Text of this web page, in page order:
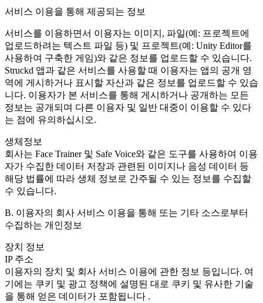
서비스 이용을 통해 제공되는 정보
서비스를 이용하면서 이용자는 이미지, 파일(예: 프로젝트에
업로드하려는 텍스트 파일 등) 및 프로젝트(예: Unity Editor를
사용하여 구축한 게임)와 같은 정보를 업로드할 수 있습니다.
Struckd 앱과 같은 서비스를 사용할 때 이용자는 앱의 공개 영
역에 게시하거나 표시할 자산과 같은 정보를 업로드할 수 있습
니다. 이용자가 본 서비스를 통해 게시하거나 공개하는 모든
정보는 공개되며 다른 이용자 및 일반 대중이 이용할 수 있다
는 점에 유의하십시오.
생체정보
회사는 Face Trainer 및 Safe Voice와 같은 도구를 사용하여 이용
자가 수집한 데이터 저장과 관련된 이미지나 음성 데이터 등
해당 법률에 따라 생체 정보로 간주될 수 있는 정보를 수집할
수 있습니다.
B. 이용자의 회사 서비스 이용을 통해 또는 기타 소스로부터
수집하는 개인정보
장치 정보
IP 주소
이용자의 장치 및 회사 서비스 이용에 관한 정보 등입니다. 여
기에는 쿠키 및 광고 정책에 설명된 대로 쿠키 및 유사한 기술
을 통해 얻은 데이터가 포함됩니다 .